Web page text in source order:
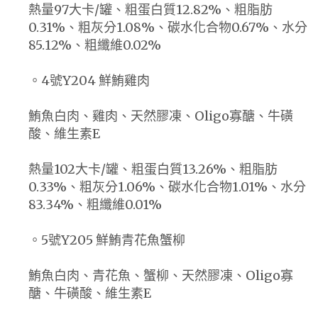
熱量97大卡/罐、粗蛋白質12.82%、粗脂肪
0.31%、粗灰分1.08%、碳水化合物0.67%、水分
85.12%、粗纖維0.02%
。4號Y204 鮮鮪雞肉
鮪魚白肉、雞肉、天然膠凍、Oligo寡醣、牛磺
酸、維生素E
熱量102大卡/罐、粗蛋白質13.26%、粗脂肪
0.33%、粗灰分1.06%、碳水化合物1.01%、水分
83.34%、粗纖維0.01%
。5號Y205 鮮鮪青花魚蟹柳
鮪魚白肉、青花魚、蟹柳、天然膠凍、Oligo寡
醣、牛磺酸、維生素E